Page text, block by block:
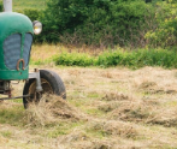
RayVision
для
більше